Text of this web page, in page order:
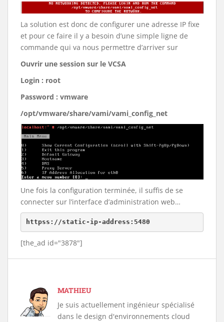
La solution est donc de configurer une adresse IP fixe
et pour ce faire il y a besoin d’une simple ligne de
commande qui va nous permettre d’arriver sur
Ouvrir une session sur le VCSA
Login : root
Password : vmware
/opt/vmware/share/vami/vami_config_net
Une fois la configuration terminée, il suffis de se
connecter sur l’interface d’administration web…
httpss://static-ip-address:5480
[the_ad id="3878"]
MATHIEU
Je suis actuellement ingénieur spécialisé
dans le design d'environnements cloud